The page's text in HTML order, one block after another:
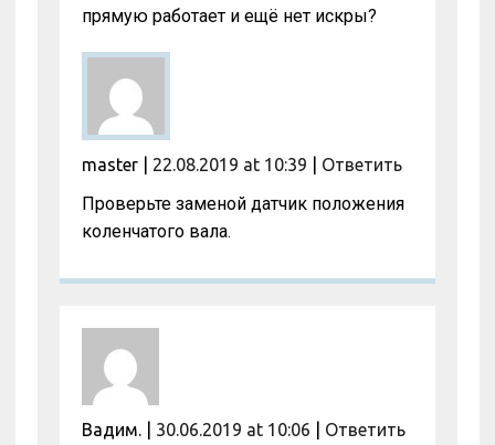
прямую работает и ещё нет искры?
master| 22.08.2019 at 10:39 Ответить
Проверьте заменой датчик положения
коленчатого вала.
Вадим. 30.06.2019 at 10:06 Ответить